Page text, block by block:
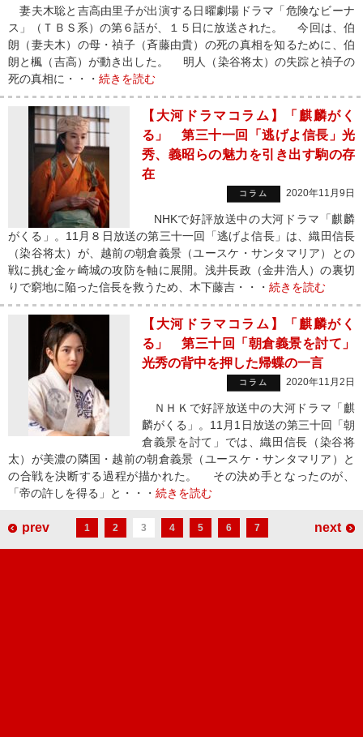
妻夫木聡と吉高由里子が出演する日曜劇場ドラマ「危険なビーナ
ス」（ＴＢＳ系）の第６話が、１５日に放送された。 今回は、伯
朗（妻夫木）の母・禎子（斉藤由貴）の死の真相を知るために、伯
朗と楓（吉高）が動き出した。 明人（染谷将太）の失踪と禎子の
死の真相に・・・ 続きを読む
【大河ドラマコラム】「麒麟がく
る」 第三十一回「逃げよ信長」光
秀、義昭らの魅力を引き出す駒の存
在
コラム 2020年11月9日
NHKで好評放送中の大河ドラマ「麒麟
がくる」。11月８日放送の第三十一回「逃げよ信長」は、織田信長
（染谷将太）が、越前の朝倉義景（ユースケ・サンタマリア）との
戦に挑む金ヶ崎城の攻防を軸に展開。浅井長政（金井浩人）の裏切
りで窮地に陥った信長を救うため、木下藤吉・・・ 続きを読む
【大河ドラマコラム】「麒麟がく
る」 第三十回「朝倉義景を討て」
光秀の背中を押した帰蝶の一言
コラム 2020年11月2日
ＮＨＫで好評放送中の大河ドラマ「麒
麟がくる」。11月1日放送の第三十回「朝
倉義景を討て」では、織田信長（染谷将
太）が美濃の隣国・越前の朝倉義景（ユースケ・サンタマリア）と
の合戦を決断する過程が描かれた。 その決め手となったのが、
「帝の許しを得る」と・・・ 続きを読む
prev 1 2 3 4 5 6 7 next